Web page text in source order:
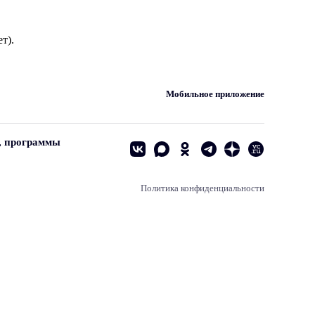
Мобильное приложение
программы
Политика конфиденциальности